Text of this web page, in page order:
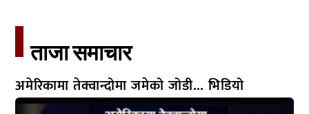
ताजा समाचार​
अमेरिकामा तेक्वान्दोमा जमेको जोडी… भिडियो